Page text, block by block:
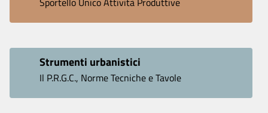
Strumenti urbanistici
Il P.R.G.C., Norme Tecniche e Tavole